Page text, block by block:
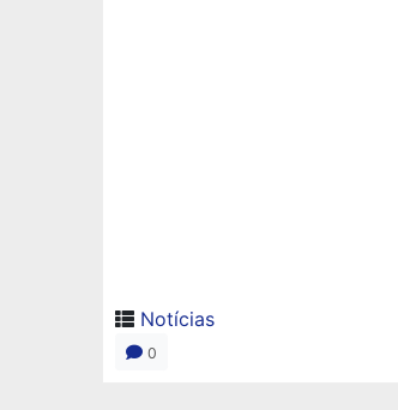
Notícias
0